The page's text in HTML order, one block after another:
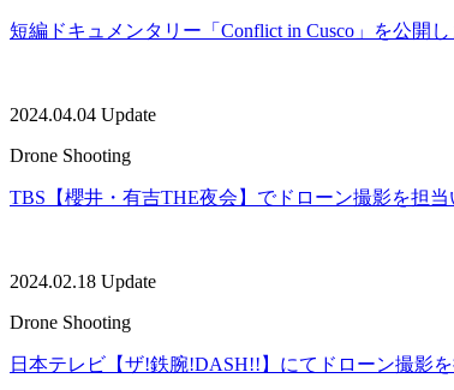
短編ドキュメンタリー「Conflict in Cusco」を公開し
2024.04.04 Update
Drone Shooting
TBS【櫻井・有吉THE夜会】でドローン撮影を担当
2024.02.18 Update
Drone Shooting
日本テレビ【ザ!鉄腕!DASH!!】にてドローン撮影